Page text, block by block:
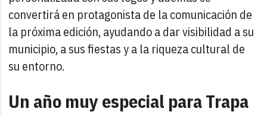
convertirá en protagonista de la comunicación de
la próxima edición, ayudando a dar visibilidad a su
municipio, a sus fiestas y a la riqueza cultural de
su entorno.
Un año muy especial para Trapa